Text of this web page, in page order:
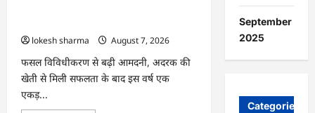
आमदनी
lokesh sharma
August 7, 2026
फसल विविधीकरण से बढ़ी आमदनी, अदरक की
खेती से मिली सफलता के बाद इस वर्ष एक
एकड़...
September
2025
Categories